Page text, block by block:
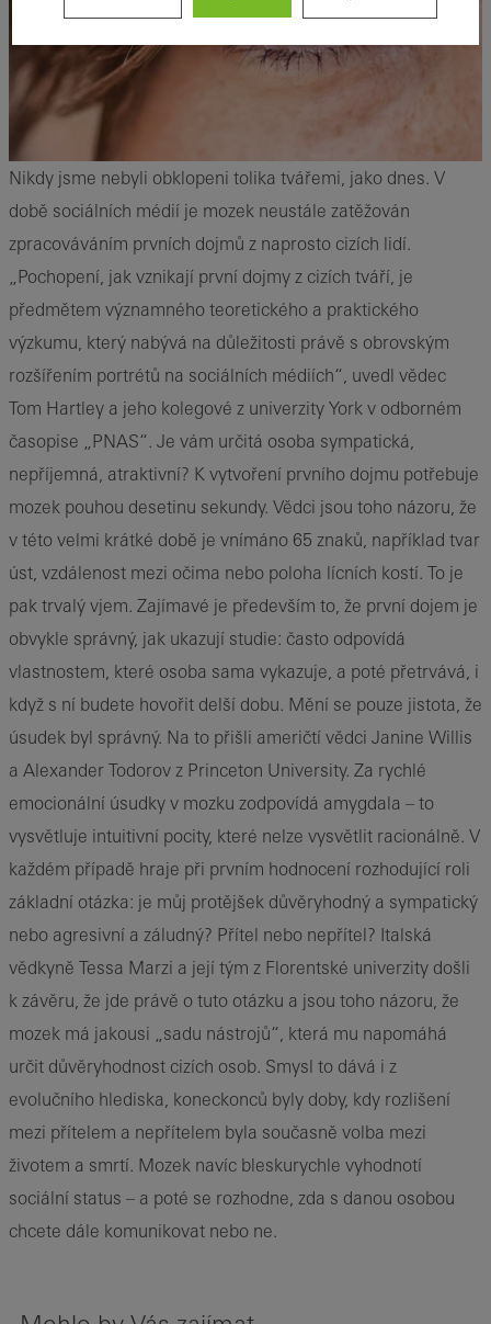
Nikdy jsme nebyli obklopeni tolika tvářemi, jako dnes. V
době sociálních médií je mozek neustále zatěžován
zpracováváním prvních dojmů z naprosto cizích lidí.
„Pochopení, jak vznikají první dojmy z cizích tváří, je
předmětem významného teoretického a praktického
výzkumu, který nabývá na důležitosti právě s obrovským
rozšířením portrétů na sociálních médiích“, uvedl vědec
Tom Hartley a jeho kolegové z univerzity York v odborném
časopise „PNAS“. Je vám určitá osoba sympatická,
nepříjemná, atraktivní? K vytvoření prvního dojmu potřebuje
mozek pouhou desetinu sekundy. Vědci jsou toho názoru, že
v této velmi krátké době je vnímáno 65 znaků, například tvar
úst, vzdálenost mezi očima nebo poloha lícních kostí. To je
pak trvalý vjem. Zajímavé je především to, že první dojem je
obvykle správný, jak ukazují studie: často odpovídá
vlastnostem, které osoba sama vykazuje, a poté přetrvává, i
když s ní budete hovořit delší dobu. Mění se pouze jistota, že
úsudek byl správný. Na to přišli američtí vědci Janine Willis
a Alexander Todorov z Princeton University. Za rychlé
emocionální úsudky v mozku zodpovídá amygdala – to
vysvětluje intuitivní pocity, které nelze vysvětlit racionálně. V
každém případě hraje při prvním hodnocení rozhodující roli
základní otázka: je můj protějšek důvěryhodný a sympatický
nebo agresivní a záludný? Přítel nebo nepřítel? Italská
vědkyně Tessa Marzi a její tým z Florentské univerzity došli
k závěru, že jde právě o tuto otázku a jsou toho názoru, že
mozek má jakousi „sadu nástrojů“, která mu napomáhá
určit důvěryhodnost cizích osob. Smysl to dává i z
evolučního hlediska, koneckonců byly doby, kdy rozlišení
mezi přítelem a nepřítelem byla současně volba mezi
životem a smrtí. Mozek navíc bleskurychle vyhodnotí
sociální status – a poté se rozhodne, zda s danou osobou
chcete dále komunikovat nebo ne.